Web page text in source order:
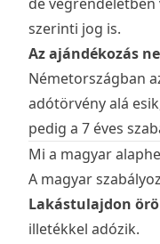
szerinti jog is.
Az ajándékozás
Németországban
adótörvény alá
pedig a 7 éves
Mi a magyar
A magyar
Lakástulajdon
illetékkel adózik.